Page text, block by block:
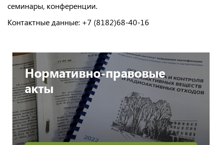
семинары, конференции.
Контактные данные: +7 (8182)68-40-16
Нормативно-правовые
акты